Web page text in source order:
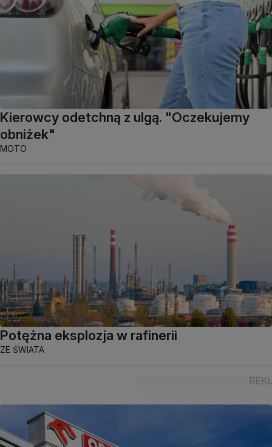
Kierowcy odetchną z ulgą. "Oczekujemy
obniżek"
MOTO
Potężna eksplozja w rafinerii
ZE ŚWIATA